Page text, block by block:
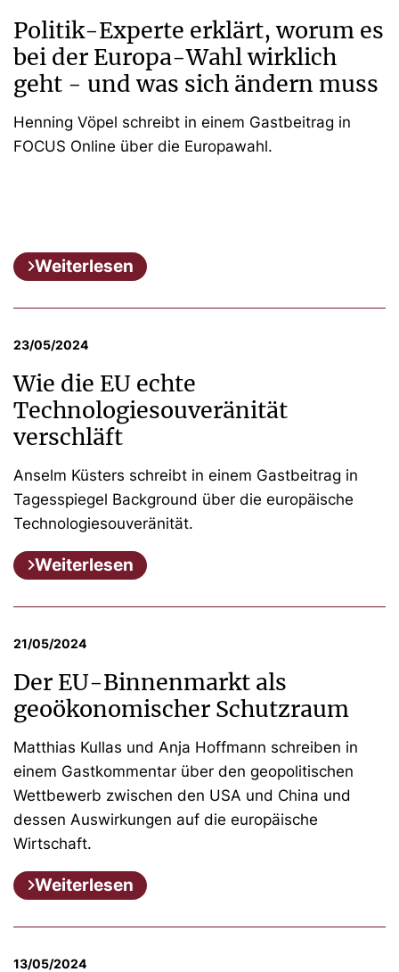
Politik-Experte erklärt, worum es
bei der Europa-Wahl wirklich
geht - und was sich ändern muss
Henning Vöpel schreibt in einem Gastbeitrag in
FOCUS Online über die Europawahl.
Weiterlesen
23/05/2024
Wie die EU echte
Technologiesouveränität
verschläft
Anselm Küsters schreibt in einem Gastbeitrag in
Tagesspiegel Background über die europäische
Technologiesouveränität.
Weiterlesen
21/05/2024
Der EU-Binnenmarkt als
geoökonomischer Schutzraum
Matthias Kullas und Anja Hoffmann schreiben in
einem Gastkommentar über den geopolitischen
Wettbewerb zwischen den USA und China und
dessen Auswirkungen auf die europäische
Wirtschaft.
Weiterlesen
13/05/2024